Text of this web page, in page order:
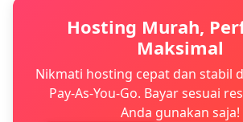
Hosting Murah,
Maksimal
Nikmati hosting cepat dan stabil
Pay-As-You-Go. Bayar sesuai
Anda gunakan saja!